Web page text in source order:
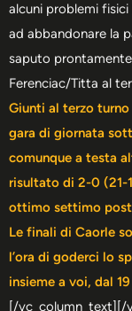
alcuni problemi
ad abbandonare la
saputo
Ferenciac/Titta al
Giunti al terzo
gara di giornata
comunque a testa
risultato di 2-0 (21-
ottimo settimo
Le finali di Caorle
l’ora di goderci lo
insieme a voi, dal
[/